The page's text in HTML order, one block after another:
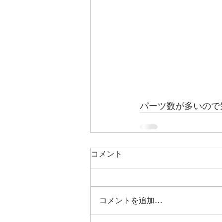
パーツ数が多いの
コメント
コメントを追加…